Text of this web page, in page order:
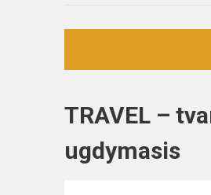
TRAVEL –
ugdymasis